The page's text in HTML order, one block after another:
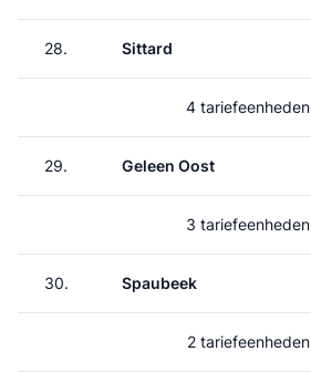
28. Sittard
4 tariefeenheden
29. Geleen Oost
3 tariefeenheden
30. Spaubeek
2 tariefeenheden